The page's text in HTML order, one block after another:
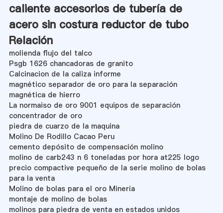
caliente accesorios de tubería de
acero sin costura reductor de tubo
Relación
molienda flujo del talco
Psgb 1626 chancadoras de granito
Calcinacion de la caliza informe
magnético separador de oro para la separación
magnética de hierro
La normaiso de oro 9001 equipos de separación
concentrador de oro
piedra de cuarzo de la maquina
Molino De Rodillo Cacao Peru
cemento depósito de compensación molino
molino de carb243 n 6 toneladas por hora at225 logo
precio compactive pequeño de la serie molino de bolas
para la venta
Molino de bolas para el oro Minería
montaje de molino de bolas
molinos para piedra de venta en estados unidos